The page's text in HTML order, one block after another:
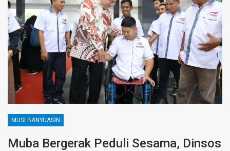
MUSI BANYUASIN
Muba Bergerak Peduli Sesama, Dinsos